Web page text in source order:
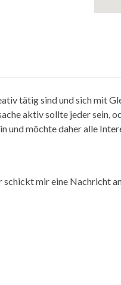
tätig sind und sich mit
aktiv sollte jeder sein,
und möchte daher alle
mir eine Nachricht